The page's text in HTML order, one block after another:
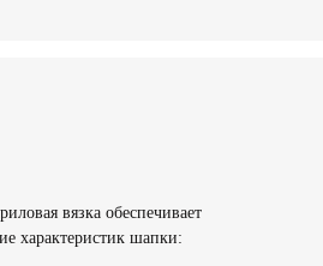
вязка обеспечивает
характеристик шапки: